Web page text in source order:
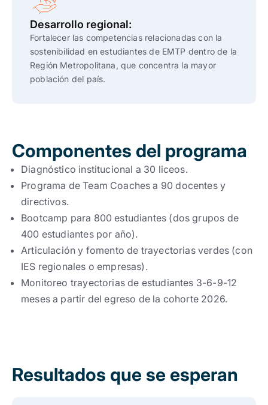
Desarrollo regional:
Fortalecer las competencias relacionadas con la
sostenibilidad en estudiantes de EMTP dentro de la
Región Metropolitana, que concentra la mayor
población del país.
Componentes del programa
Diagnóstico institucional a 30 liceos.
Programa de Team Coaches a 90 docentes y
directivos.
Bootcamp para 800 estudiantes (dos grupos de
400 estudiantes por año).
Articulación y fomento de trayectorias verdes (con
IES regionales o empresas).
Monitoreo trayectorias de estudiantes 3-6-9-12
meses a partir del egreso de la cohorte 2026.
Resultados que se esperan